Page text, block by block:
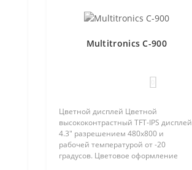
Multitronics C-900
Цветной дисплей Цветной
высококонтрастный TFT-IPS дисплей
4.3" разрешением 480х800 и
рабочей температурой от -20
градусов. Цветовое оформление